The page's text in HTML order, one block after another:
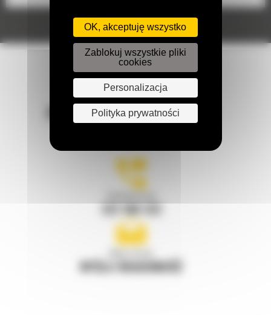
POZOSTAŃMY W KONTAKCIE
Zadzwoń do nas
122 100 122
Napisz do nas
WYŚLIJ WIADOMOŚĆ
OK, akceptuję wszystko
Zablokuj wszystkie pliki
cookies
Personalizacja
Polityka prywatności